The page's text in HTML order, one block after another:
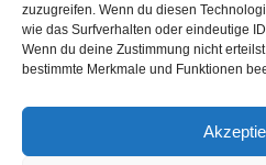
zuzugreifen. Wenn du diesen
wie das Surfverhalten oder eindeutige
Wenn du deine Zustimmung nicht
bestimmte Merkmale und Funktionen
Klicke hier, um
akzeptieren und diesen